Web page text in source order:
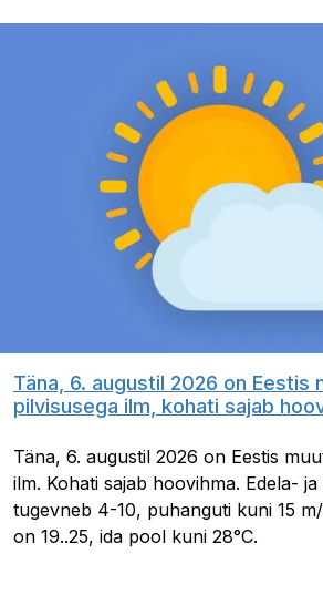
Täna, 6. augustil 2026 on Eestis
pilvisusega ilm, kohati sajab
Täna, 6. augustil 2026 on Eestis
ilm. Kohati sajab hoovihma. Edela-
tugevneb 4-10, puhanguti kuni 15
on 19..25, ida pool kuni 28°C.